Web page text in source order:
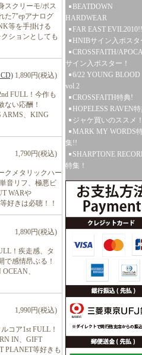
スクリーモ/ポス
た7"epアナログ
等を手掛ける
ションとしても
CD) 1,890円(税込)
FULL！今作も
ない応酬！
ARMS、KING
1,790円(税込)
クメタリックハー
音リフ、極悪ビ
WARや
好きは必聴！！
1,890円(税込)
！疾走感、タ
で感情昂ぶる！
、
1,990円(税込)
コア1st FULL！
IN、GIFT
PLANET等好きも
BEATDOWN
HARDWEAR
FAR EAST EVIL2010!!
HNIBサイン入ポスタ
CROSSFAITH/
サイン入ポスター！
6/22 YOUNG BLOOD
vol.2
CROSSFAITH特典!
HOPELESS RAVEN
ジャケ買いのススメ
MARK MY WORDS
集!!
SHARPTONE
特集！